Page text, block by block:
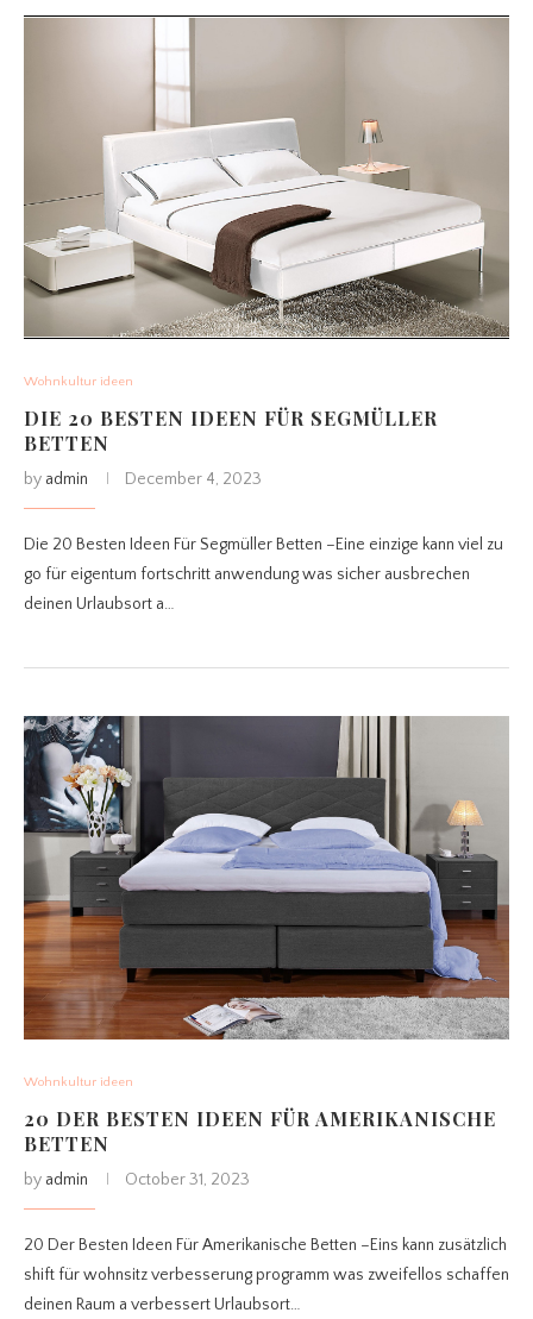
Wohnkultur ideen
DIE 20 BESTEN IDEEN FÜR SEGMÜLLER
BETTEN
by admin December 4, 2023
Die 20 Besten Ideen Für Segmüller Betten –Eine einzige kann viel zu
go für eigentum fortschritt anwendung was sicher ausbrechen
deinen Urlaubsort a…
Wohnkultur ideen
20 DER BESTEN IDEEN FÜR AMERIKANISCHE
BETTEN
by admin October 31, 2023
20 Der Besten Ideen Für Amerikanische Betten –Eins kann zusätzlich
shift für wohnsitz verbesserung programm was zweifellos schaffen
deinen Raum a verbessert Urlaubsort…